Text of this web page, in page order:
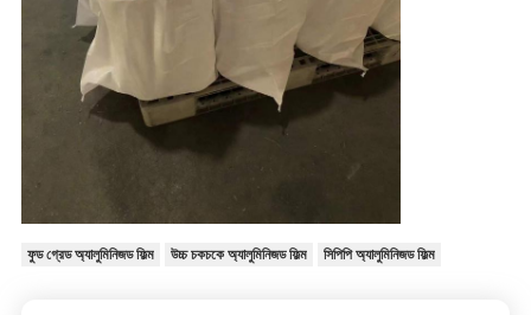
ফুড গ্রেড অ্যালুমিনিজড ফিল্ম উচ্চ চকচকে অ্যালুমিনিজড ফিল্ম সিপিপি অ্যালুমিনিজড ফিল্ম